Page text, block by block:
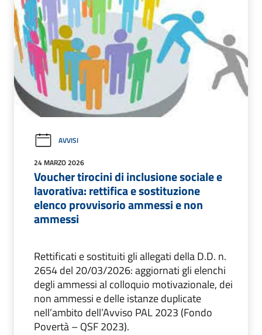
AVVISI
24 MARZO 2026
Voucher tirocini di inclusione sociale e
lavorativa: rettifica e sostituzione
elenco provvisorio ammessi e non
ammessi
Rettificati e sostituiti gli allegati della D.D. n.
2654 del 20/03/2026: aggiornati gli elenchi
degli ammessi al colloquio motivazionale, dei
non ammessi e delle istanze duplicate
nell’ambito dell’Avviso PAL 2023 (Fondo
Povertà – QSF 2023).